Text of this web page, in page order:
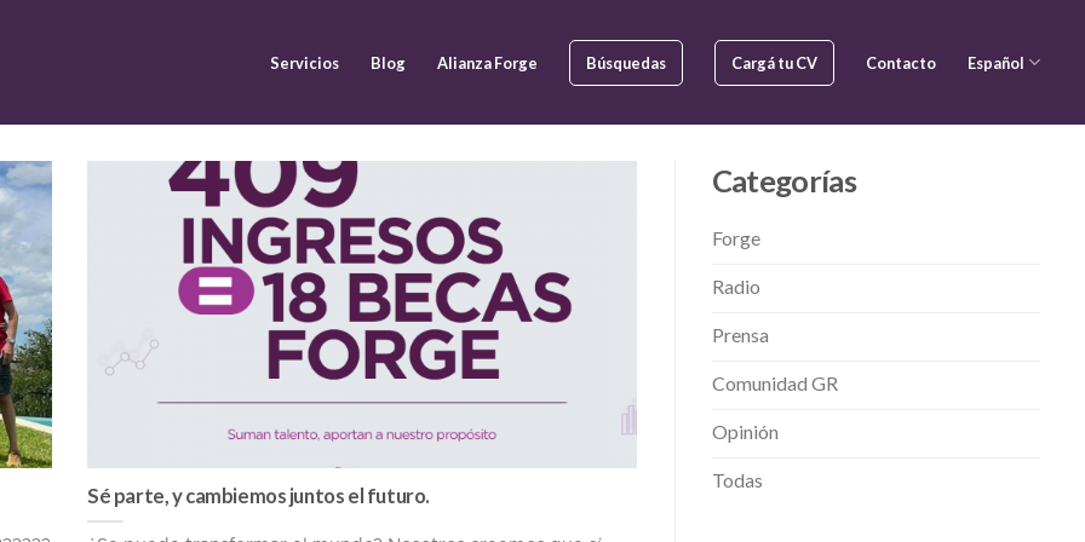
Servicios Blog Alianza Forge Búsquedas Cargá tu CV Contacto Español
Sé parte, y cambiemos juntos el futuro.
Categorías
Forge
Radio
Prensa
Comunidad GR
Opinión
Todas